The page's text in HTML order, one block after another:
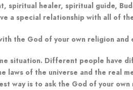
spiritual healer, spiritual guide,
a special relationship with all of
the God of your own religion
situation. Different people have
laws of the universe and the real
way is to ask the God of your